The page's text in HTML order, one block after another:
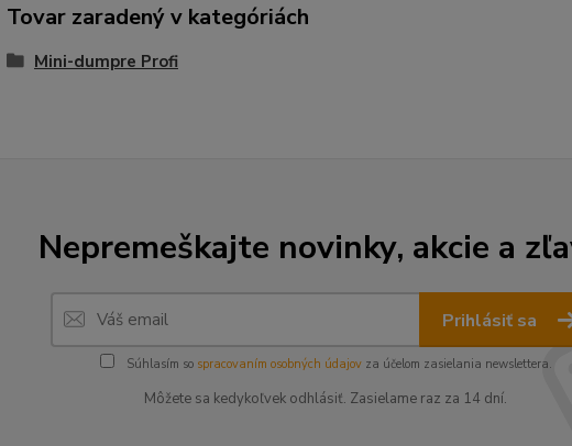
Tovar zaradený v kategóriách
Mini-dumpre Profi
Nepremeškajte novinky, akcie a
Prihlásiť sa
Súhlasím so spracovaním osobných údajovza účelom zasielania newslettera.
Môžete sa kedykoľvek odhlásiť. Zasielame raz za 14 dní.